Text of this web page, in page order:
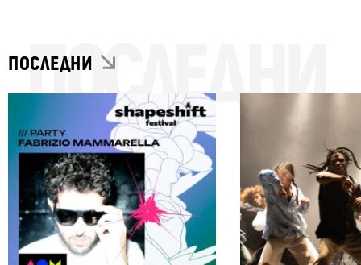
ПОСЛЕДНИ
ПОСЛЕДНИ